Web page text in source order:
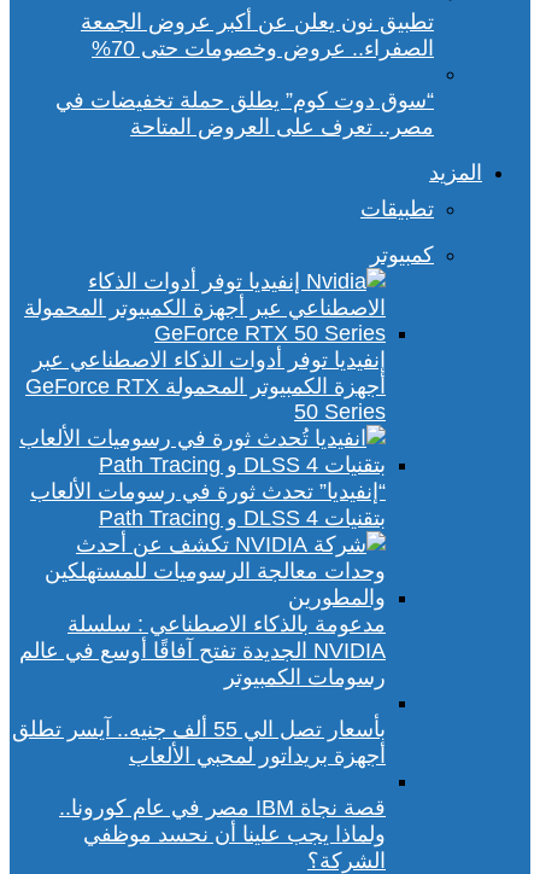
تطبيق نون يعلن عن أكبر عروض الجمعة
الصفراء.. عروض وخصومات حتى 70%
“سوق دوت كوم” يطلق حملة تخفيضات في
مصر.. تعرف على العروض المتاحة
المزيد
تطبيقات
كمبيوتر
إنفيديا توفر أدوات الذكاء الاصطناعي عبر
أجهزة الكمبيوتر المحمولة GeForce RTX
50 Series
“إنفيديا” تحدث ثورة في رسومات الألعاب
بتقنيات DLSS 4 و Path Tracing
مدعومة بالذكاء الاصطناعي : سلسلة
NVIDIA الجديدة تفتح آفاقًا أوسع في عالم
رسومات الكمبيوتر
بأسعار تصل الي 55 ألف جنيه.. آيسر تطلق
أجهزة بريداتور لمحبي الألعاب
قصة نجاة IBM مصر في عام كورونا..
ولماذا يجب علينا أن نحسد موظفي
الشركة؟